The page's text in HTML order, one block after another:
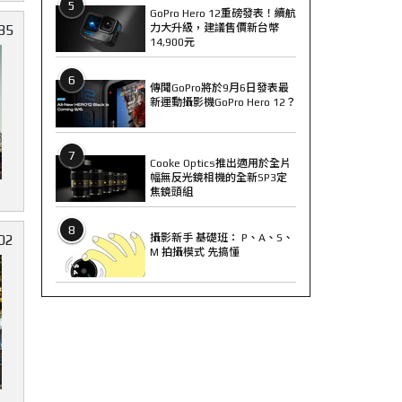
5
GoPro Hero 12重磅發表！續航
力大升級，建議售價新台幣
14,900元
6
傳聞GoPro將於9月6日發表最
新運動攝影機GoPro Hero 12？
7
Cooke Optics推出適用於全片
幅無反光鏡相機的全新SP3定
焦鏡頭組
8
攝影新手 基礎班： P、A、S、
M 拍攝模式 先搞懂